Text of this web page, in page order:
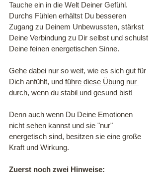
Tauche ein in die Welt Deiner Gefühl.
Durchs Fühlen erhältst Du besseren
Zugang zu Deinem Unbewussten, stärkst
Deine Verbindung zu Dir selbst und schulst
Deine feinen energetischen Sinne.
Gehe dabei nur so weit, wie es sich gut für
Dich anfühlt, und führe diese Übung nur
durch, wenn du stabil und gesund bist!
Denn auch wenn Du Deine Emotionen
nicht sehen kannst und sie "nur"
energetisch sind, besitzen sie eine große
Kraft und Wirkung.
Zuerst noch zwei Hinweise: